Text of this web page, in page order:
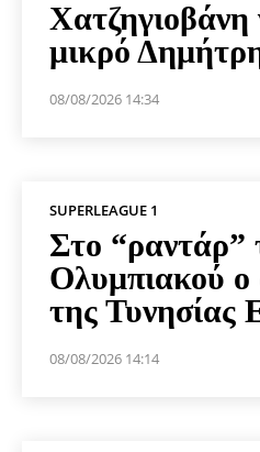
Χατζηγιοβάνη
μικρό
08/08/2026 14:34
SUPERLEAGUE 1
Στο “ραντάρ”
Ολυμπιακού ο
της Τυνησίας
08/08/2026 14:14